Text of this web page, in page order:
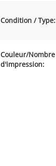
Condition / Type:
Couleur/Nombre
d'impression: